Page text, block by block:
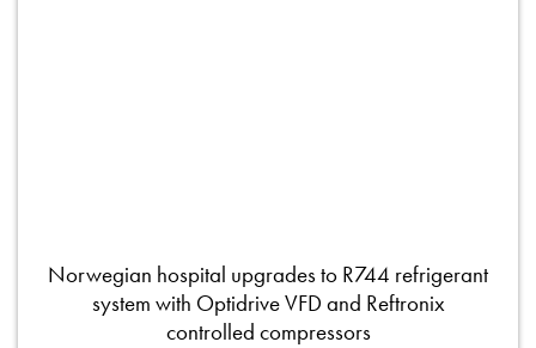
Norwegian hospital upgrades to R744 refrigerant
system with Optidrive VFD and Reftronix
controlled compressors